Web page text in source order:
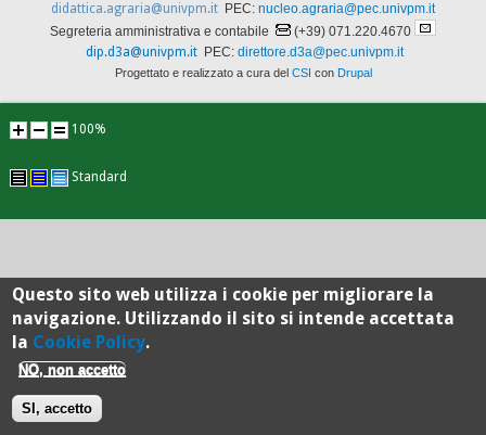
didattica.agraria@univpm.it PEC: nucleo.agraria@pec.univpm.it
Segreteria amministrativa e contabile
(+39) 071.220.4670
dip.d3a@univpm.it PEC: direttore.d3a@pec.univpm.it
Progettato e realizzato a cura del CSI con Drupal
100%
Standard
Questo sito web utilizza i cookie per migliorare la
navigazione. Utilizzando il sito si intende accettata
la Cookie Policy.
NO, non accetto
SI, accetto